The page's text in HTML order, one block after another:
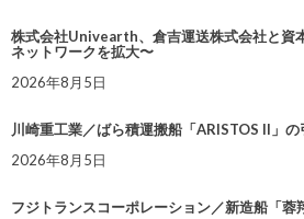
株式会社Univearth、倉吉運送株式会社と資
ネットワークを拡大〜
2026年8月5日
川崎重工業／ばら積運搬船「ARISTOS II」の
2026年8月5日
フジトランスコーポレーション／新造船「蓉